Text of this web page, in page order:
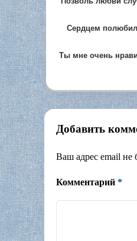
Сердцем полюбил
Ты мне очень
Добавить
Ваш адрес email не
Комментарий *